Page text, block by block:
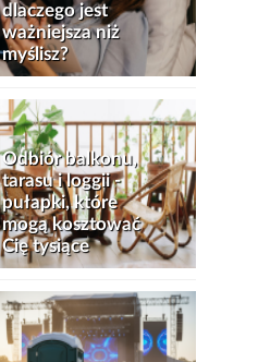
dlaczego jest
ważniejsza niż
myślisz?
Odbiór balkonu,
tarasu i loggii -
pułapki, które
mogą kosztować
Cię tysiące